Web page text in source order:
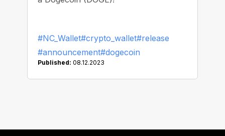
#NC_Wallet#crypto_wallet#release
#announcement#dogecoin
Published: 08.12.2023